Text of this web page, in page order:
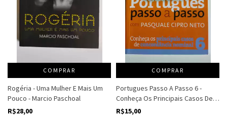
COMPRAR
Rogéria - Uma Mulher E Mais Um
Pouco - Marcio Paschoal
R$28,00
COMPRAR
Portugues Passo A Passo 6 -
Conheça Os Principais Casos De
Concordancia Nominal - Pasquale
R$15,00